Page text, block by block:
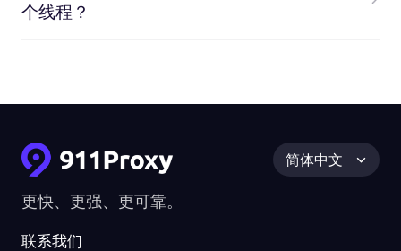
个线程？
更快、更强、更可靠。
联系我们
简体中文